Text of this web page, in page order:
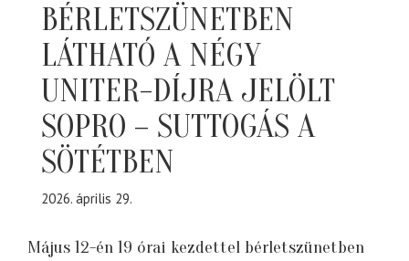
BÉRLETSZÜNETBEN
LÁTHATÓ A NÉGY
UNITER-DÍJRA JELÖLT
SOPRO – SUTTOGÁS A
SÖTÉTBEN
2026. április 29.
Május 12-én 19 órai kezdettel bérletszünetben